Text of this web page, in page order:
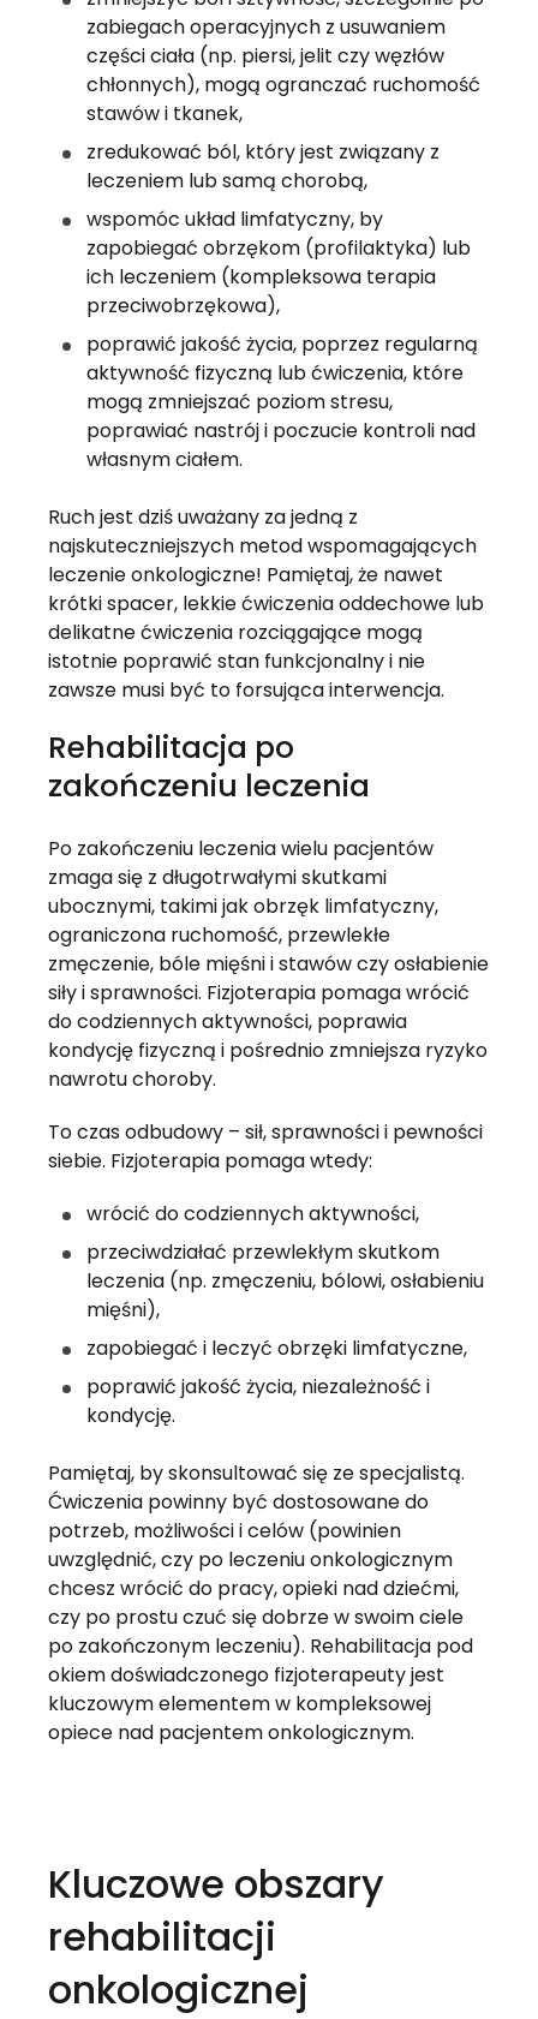
zabiegach operacyjnych z usuwaniem
części ciała (np. piersi, jelit czy węzłów
chłonnych), mogą ogranczać ruchomość
stawów i tkanek,
zredukować ból, który jest związany z
leczeniem lub samą chorobą,
wspomóc układ limfatyczny, by
zapobiegać obrzękom (profilaktyka) lub
ich leczeniem (kompleksowa terapia
przeciwobrzękowa),
poprawić jakość życia, poprzez regularną
aktywność fizyczną lub ćwiczenia, które
mogą zmniejszać poziom stresu,
poprawiać nastrój i poczucie kontroli nad
własnym ciałem.
Ruch jest dziś uważany za jedną z
najskuteczniejszych metod wspomagających
leczenie onkologiczne! Pamiętaj, że nawet
krótki spacer, lekkie ćwiczenia oddechowe lub
delikatne ćwiczenia rozciągające mogą
istotnie poprawić stan funkcjonalny i nie
zawsze musi być to forsująca interwencja.
Rehabilitacja po
zakończeniu leczenia
Po zakończeniu leczenia wielu pacjentów
zmaga się z długotrwałymi skutkami
ubocznymi, takimi jak obrzęk limfatyczny,
ograniczona ruchomość, przewlekłe
zmęczenie, bóle mięśni i stawów czy osłabienie
siły i sprawności. Fizjoterapia pomaga wrócić
do codziennych aktywności, poprawia
kondycję fizyczną i pośrednio zmniejsza ryzyko
nawrotu choroby.
To czas odbudowy – sił, sprawności i pewności
siebie. Fizjoterapia pomaga wtedy:
wrócić do codziennych aktywności,
przeciwdziałać przewlekłym skutkom
leczenia (np. zmęczeniu, bólowi, osłabieniu
mięśni),
zapobiegać i leczyć obrzęki limfatyczne,
poprawić jakość życia, niezależność i
kondycję.
Pamiętaj, by skonsultować się ze specjalistą.
Ćwiczenia powinny być dostosowane do
potrzeb, możliwości i celów (powinien
uwzględnić, czy po leczeniu onkologicznym
chcesz wrócić do pracy, opieki nad dziećmi,
czy po prostu czuć się dobrze w swoim ciele
po zakończonym leczeniu). Rehabilitacja pod
okiem doświadczonego fizjoterapeuty jest
kluczowym elementem w kompleksowej
opiece nad pacjentem onkologicznym.
Kluczowe obszary
rehabilitacji
onkologicznej